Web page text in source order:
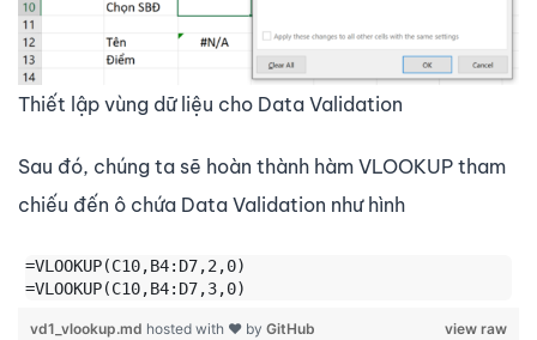
Thiết lập vùng dữ liệu cho Data Validation
Sau đó, chúng ta sẽ hoàn thành hàm VLOOKUP tham
chiếu đến ô chứa Data Validation như hình
=VLOOKUP(C10,B4:D7,2,0)
view raw
vd1_vlookup.md hosted with ❤ by GitHub